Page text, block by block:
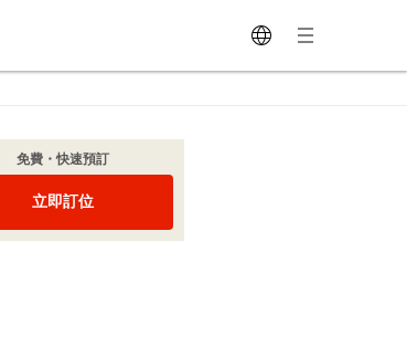
免費・快速預訂
立即訂位